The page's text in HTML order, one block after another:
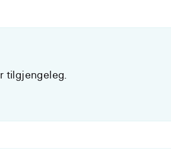
tilgjengeleg.